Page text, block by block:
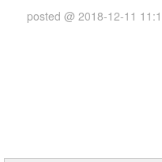
posted @ 2018-12-11